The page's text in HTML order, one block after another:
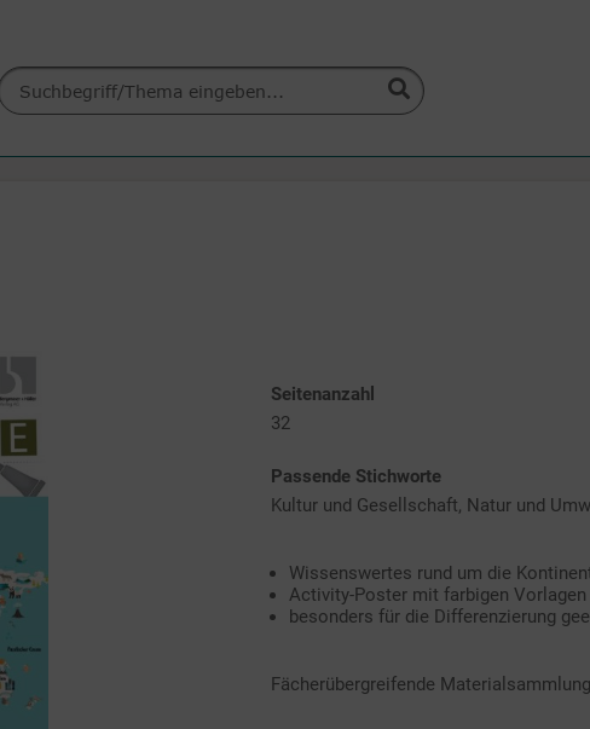
Seitenanzahl
32
Passende Stichworte
Kultur und Gesellschaft, Natur und
Wissenswertes rund um die
Activity-Poster mit farbigen Vorlagen
besonders für die Differenzierung
Fächerübergreifende